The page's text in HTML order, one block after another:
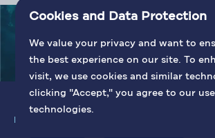
Cookies and Data Protection
We value your privacy and want to
the best experience on our site. To
visit, we use cookies and similar
clicking "Accept," you agree to our
technologies.